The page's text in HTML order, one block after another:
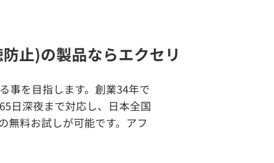
止)の製品ならエクセリ
事を目指します。創業34年で
日深夜まで対応し、日本全国
無料お試しが可能です。アフ